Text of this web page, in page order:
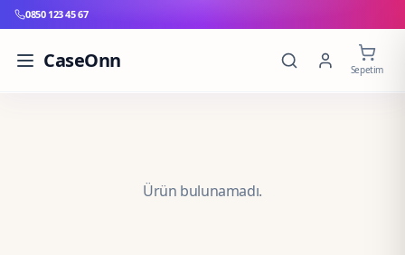
0850 123 45 67
CaseOnn Sepetim
Ürün bulunamadı.